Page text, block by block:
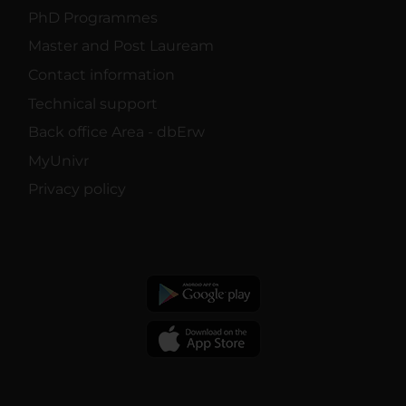
PhD Programmes
Master and Post Lauream
Contact information
Technical support
Back office Area - dbErw
MyUnivr
Privacy policy